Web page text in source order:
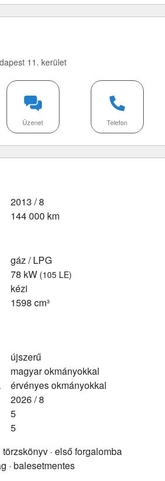
11. kerület
Telefon
Üzenet
2013 / 8
144 000 km
gáz / LPG
78 kW (105 LE)
kézi
1598 cm³
újszerű
magyar okmányokkal
érvényes okmányokkal
2026 / 8
5
5
· első forgalomba
· balesetmentes